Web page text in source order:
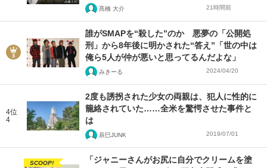
髙橋 大介 21時間前
誰がSMAPを“殺した”のか 悪夢の「公開処
刑」から8年後に明かされた“答え”「世の中は
俺ら5人が仲が悪いと思ってるんだよな」
みきーる 2024/04/20
4位
4
2度も誘拐された少女の両親は、犯人に性的に
籠絡されていた……全米を驚愕させた事件と
は
辰巳JUNK 2019/07/01
SCOOP!
「ジャニーさんがお尻に自分でクリームを塗